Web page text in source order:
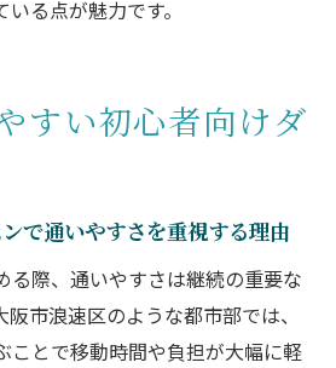
る点が魅力です。
すい初心者向けダ
で通いやすさを重視する理由
る際、通いやすさは継続の重要な
市浪速区のような都市部では、
ことで移動時間や負担が大幅に軽